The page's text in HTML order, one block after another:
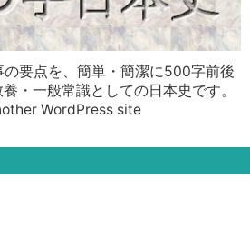
の要点を、簡単・簡潔に500字前後
・一般常識としての日本史です。
WordPress site


Prev